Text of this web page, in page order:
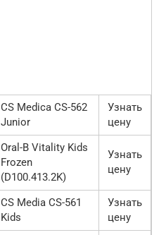
CS Medica CS-562
Junior
Узнать
цену
Oral-B Vitality Kids
Frozen
(D100.413.2K)
Узнать
цену
CS Media CS-561
Kids
Узнать
цену